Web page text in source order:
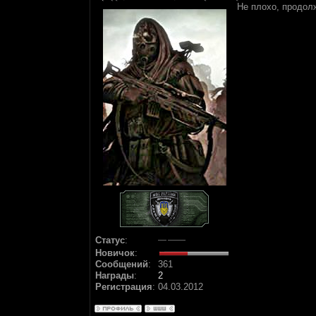
Статус:
Новичок:
Сообщений:
361
Награды:
2
Регистрация: 04.03.2012
Не плохо,